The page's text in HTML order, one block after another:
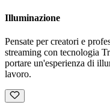
Illuminazione
Pensate per creatori e
streaming con tecnologia
portare un'esperienza di
lavoro.